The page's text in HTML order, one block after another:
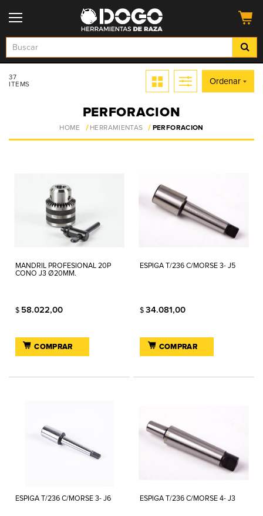
PERFORACION
HOME HERRAMIENTAS PERFORACION
37
ITEMS
Ordenar
MANDRIL PROFESIONAL 20P
CONO J3 Ø20MM.
$ 58.022,00
COMPRAR
ESPIGA T/236 C/MORSE 3- J5
$34.081,00
COMPRAR
ESPIGA T/236 C/MORSE 3- J6 ESPIGA T/236 C/MORSE 4- J3